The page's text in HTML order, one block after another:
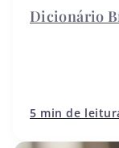
5 min de